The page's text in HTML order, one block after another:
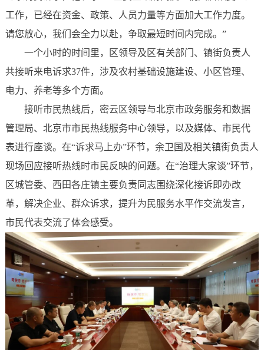
工作，已经在资金、政策、人员力量等方面加大工作力度。
请您放心，我们会全力以赴，争取最短时间内完成。”
一个小时的时间里，区领导及区有关部门、镇街负责人
共接听来电诉求37件，涉及农村基础设施建设、小区管理、
电力、养老等多个方面。
接听市民热线后，密云区领导与北京市政务服务和数据
管理局、北京市市民热线服务中心领导，以及媒体、市民代
表进行座谈。在“诉求马上办”环节，余卫国及相关镇街负责人
现场回应接听热线时市民反映的问题。在“治理大家谈”环节，
区城管委、西田各庄镇主要负责同志围绕深化接诉即办改
革，解决企业、群众诉求，提升为民服务水平作交流发言，
市民代表交流了体会感受。